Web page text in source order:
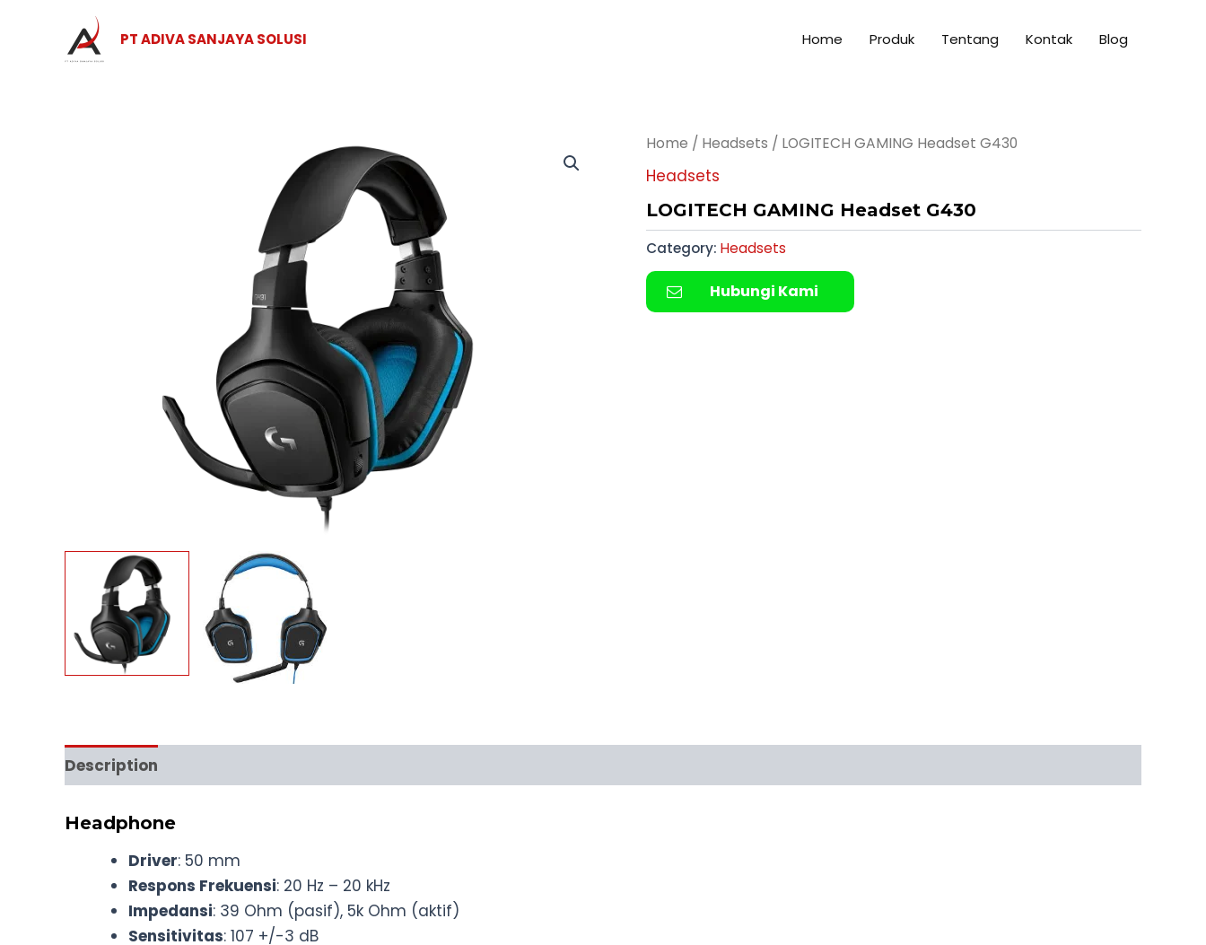
PT ADIVA SANJAYA SOLUSI Home Produk Tentang Kontak Blog
Home / Headsets / LOGITECH GAMING Headset G430
Headsets
LOGITECH GAMING Headset G430
Category: Headsets
Hubungi Kami
Description
Headphone
Driver: 50 mm
Respons Frekuensi: 20 Hz – 20 kHz
Impedansi: 39 Ohm (pasif), 5k Ohm (aktif)
Sensitivitas: 107 +/-3 dB